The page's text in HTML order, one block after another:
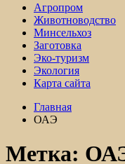
Агропром
Животноводство
Минсельхоз
Заготовка
Эко-туризм
Экология
Карта сайта
Главная
ОАЭ
Метка: